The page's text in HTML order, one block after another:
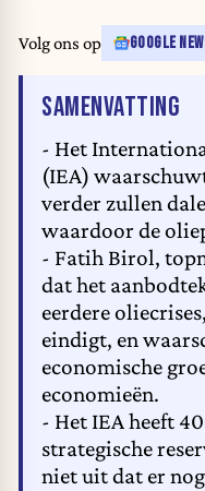
Volg ons op GOOGLE
SAMENVATTING
- Het
(IEA)
verder zullen
waardoor de
- Fatih Birol,
dat het
eerdere
eindigt, en
economische
economieën.
- Het IEA heeft
strategische
niet uit dat er